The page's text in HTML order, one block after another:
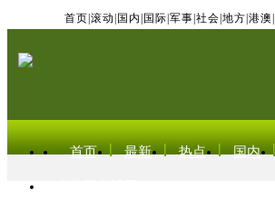
首页 滚动 国内 国际 军事 社会 地方 港澳
首页 最新 热点 国内